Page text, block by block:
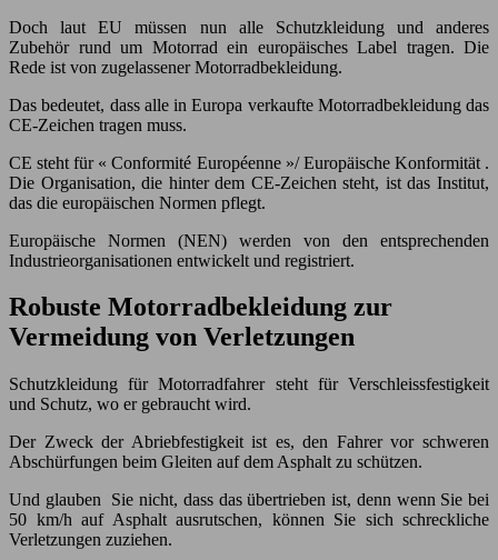
Doch laut EU müssen nun alle Schutzkleidung und anderes
Zubehör rund um Motorrad ein europäisches Label tragen. Die
Rede ist von zugelassener Motorradbekleidung.
Das bedeutet, dass alle in Europa verkaufte Motorradbekleidung das
CE-Zeichen tragen muss.
CE steht für « Conformité Européenne »/ Europäische Konformität .
Die Organisation, die hinter dem CE-Zeichen steht, ist das Institut,
das die europäischen Normen pflegt.
Europäische Normen (NEN) werden von den entsprechenden
Industrieorganisationen entwickelt und registriert.
Robuste Motorradbekleidung zur
Vermeidung von Verletzungen
Schutzkleidung für Motorradfahrer steht für Verschleissfestigkeit
und Schutz, wo er gebraucht wird.
Der Zweck der Abriebfestigkeit ist es, den Fahrer vor schweren
Abschürfungen beim Gleiten auf dem Asphalt zu schützen.
Und glauben Sie nicht, dass das übertrieben ist, denn wenn Sie bei
50 km/h auf Asphalt ausrutschen, können Sie sich schreckliche
Verletzungen zuziehen.